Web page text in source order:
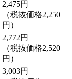
2,475円
（税抜価格2,250
円）
2,772円
（税抜価格2,520
円）
3,003円